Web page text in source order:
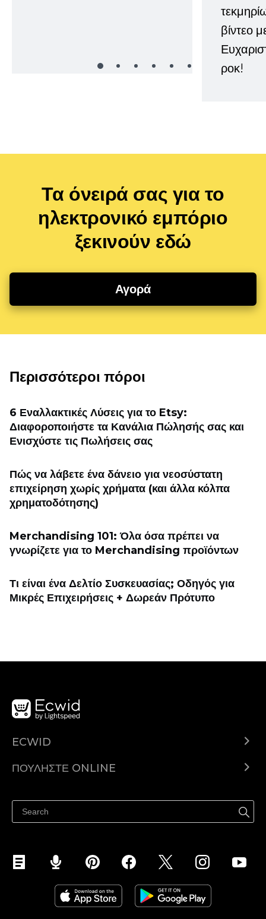
βίντεο
ροκ!
Τα όνειρά σας για το
ηλεκτρονικό εμπόριο
ξεκινούν εδώ
Αγορά
Περισσότεροι πόροι
6 Εναλλακτικές Λύσεις για το Etsy:
Διαφοροποιήστε τα Κανάλια Πώλησής σας και
Ενισχύστε τις Πωλήσεις σας
Πώς να λάβετε ένα δάνειο για νεοσύστατη
επιχείρηση χωρίς χρήματα (και άλλα κόλπα
χρηματοδότησης)
Merchandising 101: Όλα όσα πρέπει να
γνωρίζετε για το Merchandising προϊόντων
Τι είναι ένα Δελτίο Συσκευασίας; Οδηγός για
Μικρές Επιχειρήσεις + Δωρεάν Πρότυπο
ECWID
Τιμολόγηση
ΠΟΥΛΉΣΤΕ ONLINE
Πουλήστε στο Facebook
Πουλήστε στο Instagram